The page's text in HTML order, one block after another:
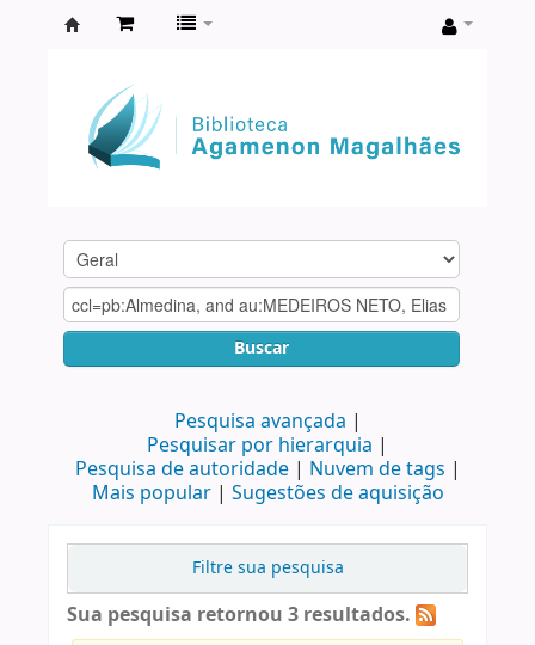
Agamenon
Magalhães
Buscar
Pesquisa avançada
Pesquisar por hierarquia
Pesquisa de autoridade
Nuvem de tags
Mais popular
Sugestões de aquisição
Filtre sua pesquisa
Sua pesquisa retornou 3 resultados.